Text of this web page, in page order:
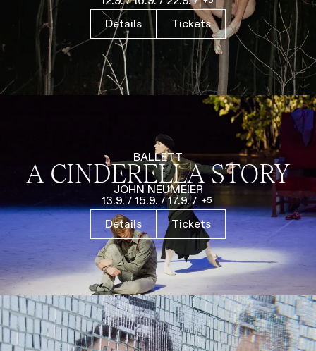
Führungen Kontakt
Details Tickets
BALLETT
A CINDERELLA STORY
JOHN NEUMEIER
13.9. / 15.9. / 17.9. / 5
Details Tickets